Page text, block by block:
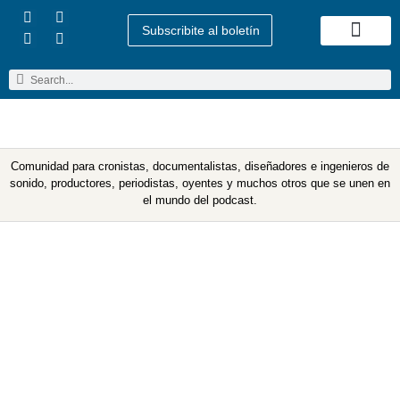
Subscribite al boletín
Comunidad para cronistas, documentalistas, diseñadores e ingenieros de
sonido, productores, periodistas, oyentes y muchos otros que se unen en
el mundo del podcast.